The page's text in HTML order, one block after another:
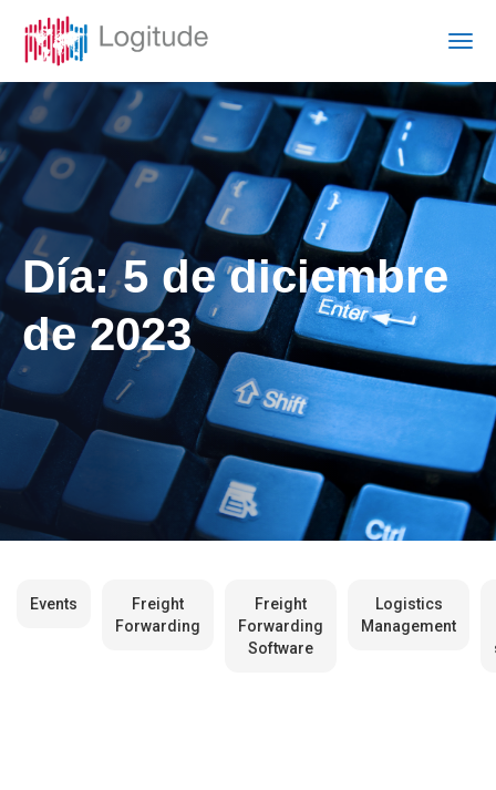
Día:5 de diciembre
de 2023
Events
Freight
Forwarding
Freight
Forwarding
Software
Logistics
Management